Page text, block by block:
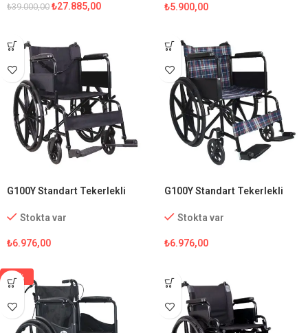
₺39.000,00 ₺27.885,00 ₺5.900,00
G100Y Standart Tekerlekli
Stokta var
₺6.976,00
G100Y Standart Tekerlekli
Stokta var
₺6.976,00
-7%